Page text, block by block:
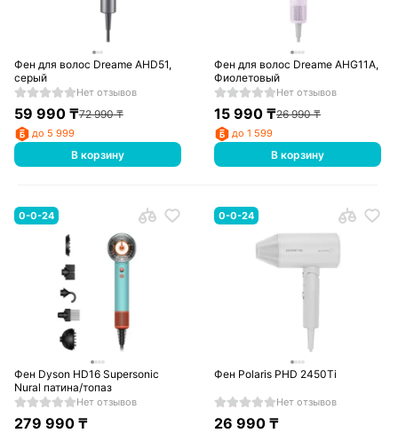
Фен для волос Dreame AHD51,
серый
Нет отзывов
59 990₸72 990₸
до 5 999
В корзину
Фен для волос Dreame AHG11A,
Фиолетовый
Нет отзывов
15 990 ₸26 990₸
до 1 599
В корзину
0-0-24
Фен Dyson HD16 Supersonic
Nural патина/топаз
Нет отзывов
279 990₸
0-0-24
Фен Polaris PHD 2450Ti
Нет отзывов
26 990 ₸